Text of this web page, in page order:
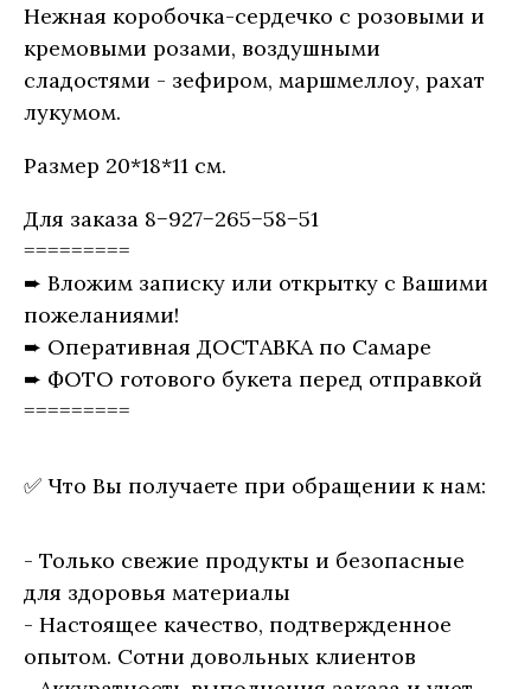
Нежная коробочка-сердечко с розовыми и
кремовыми розами, воздушными
сладостями - зефиром, маршмеллоу, рахат
лукумом.
Размер 20*18*11 см.
Для заказа 8−927−265−58−51
=========
➨ Вложим записку или открытку с Вашими
пожеланиями!
➨ Оперативная ДОСТАВКА по Самаре
➨ ФОТО готового букета перед отправкой
=========
✅ Что Вы получаете при обращении к нам:
- Только свежие продукты и безопасные
для здоровья материалы
- Настоящее качество, подтвержденное
опытом. Сотни довольных клиентов